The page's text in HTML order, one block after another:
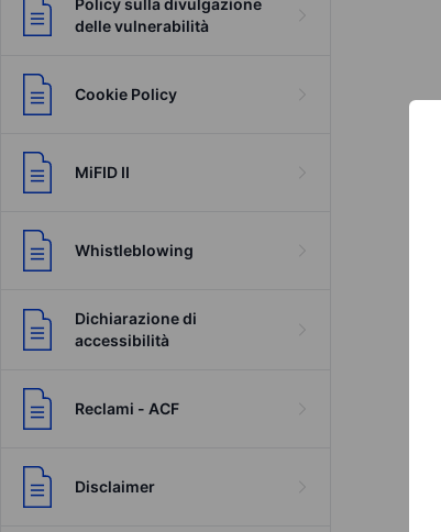
Policy sulla divulgazione
delle vulnerabilità
Cookie Policy
MiFID II
Whistleblowing
Dichiarazione di
accessibilità
Reclami - ACF
Disclaimer